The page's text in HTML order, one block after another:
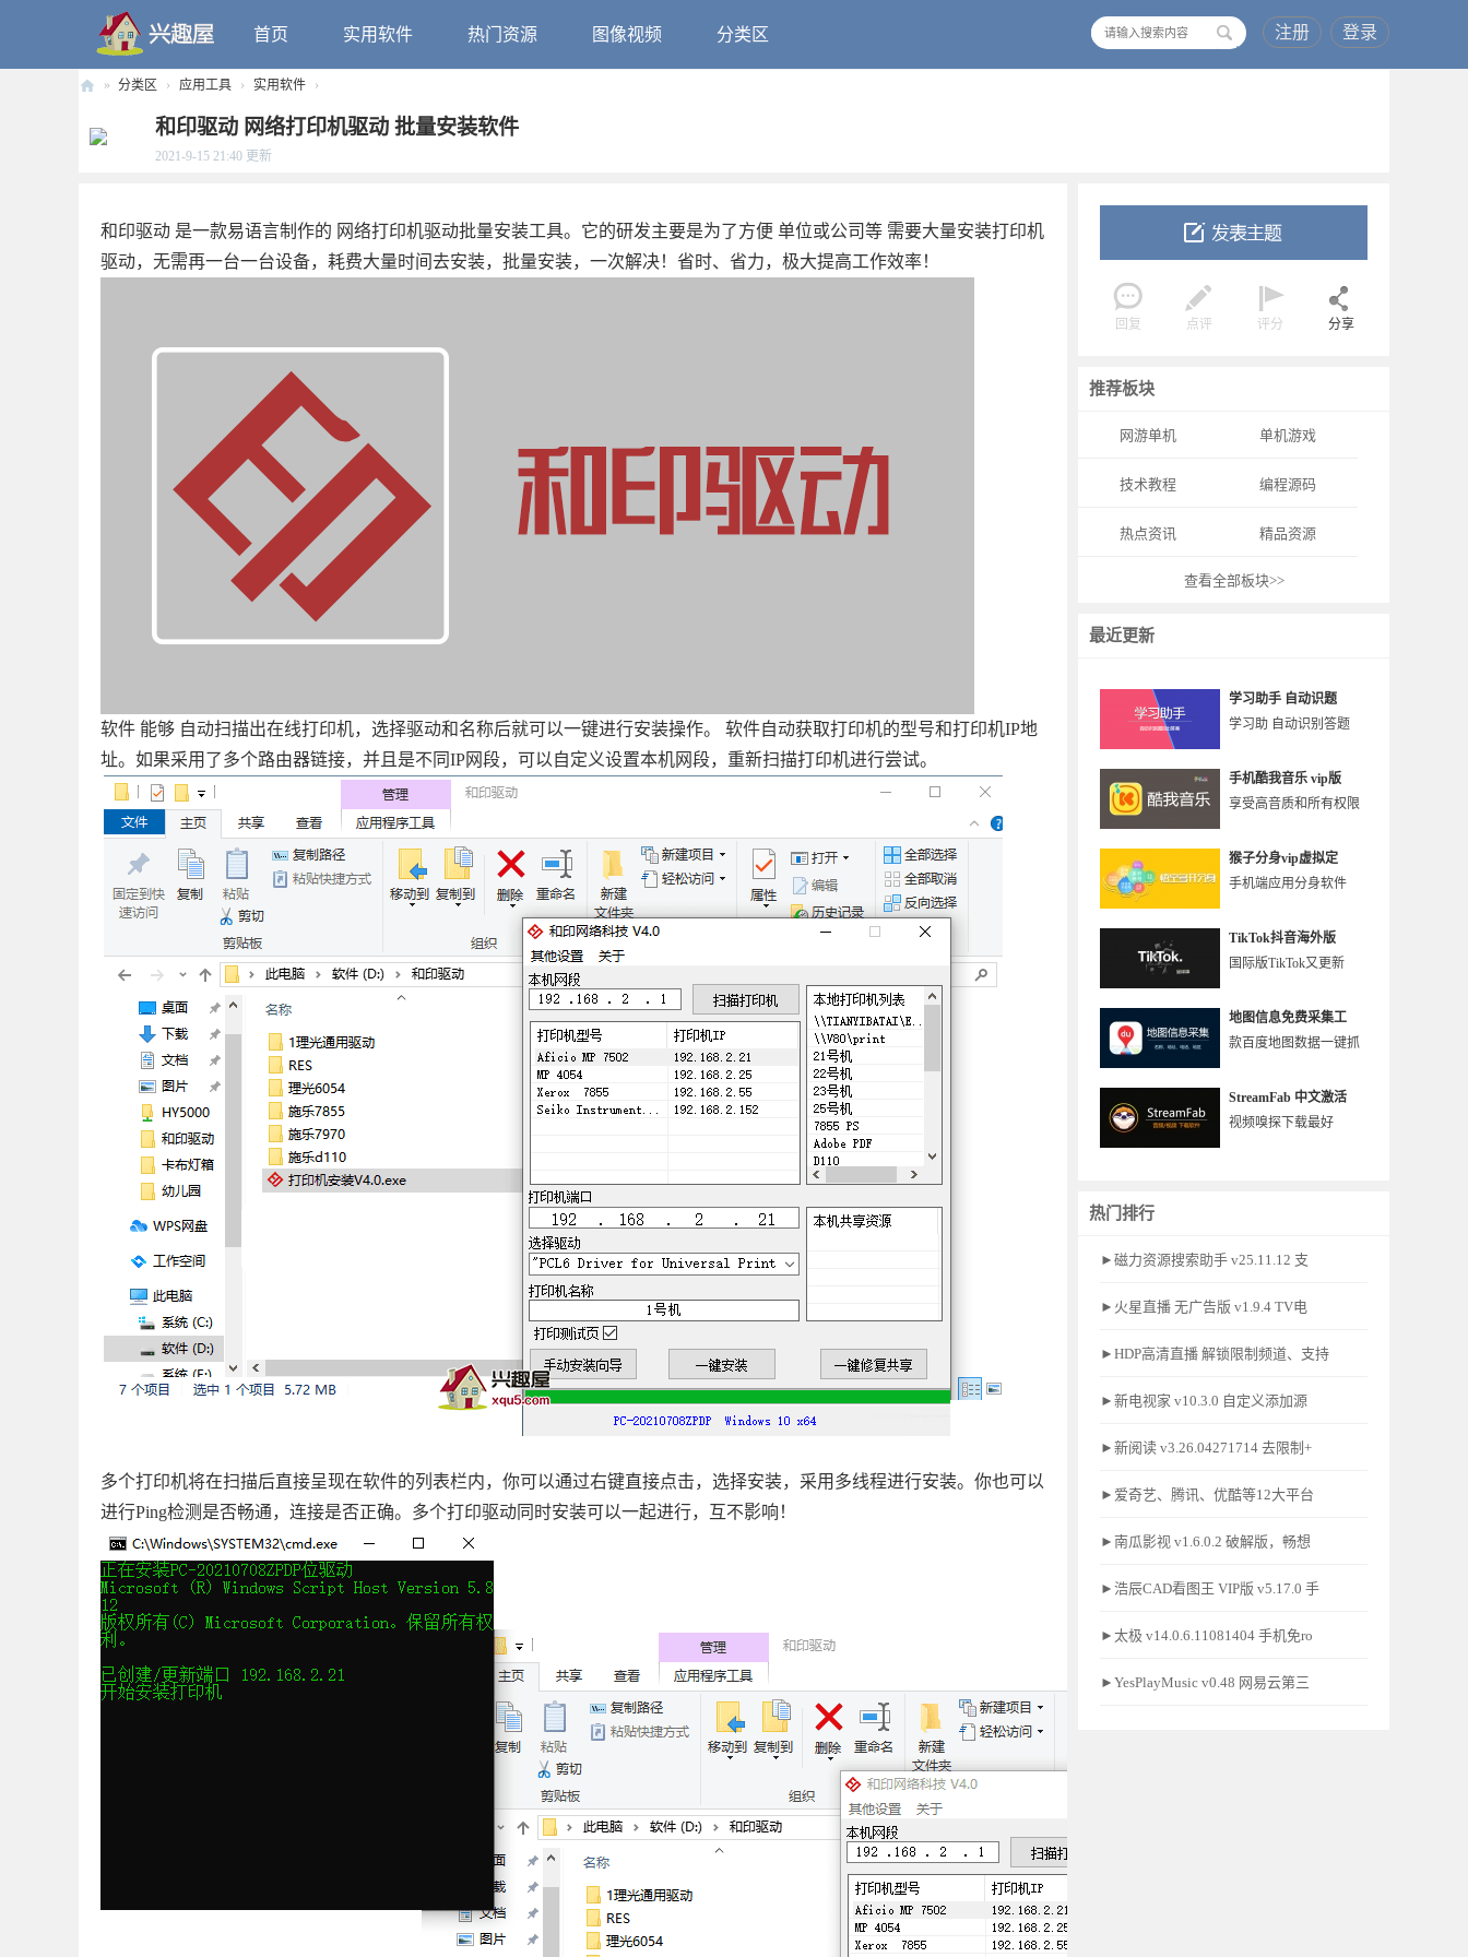
首页 实用软件 热门资源 图像视频 分类区 注册 登录
趣
» 分类区 › 应用工具 › 实用软件 ›
和印驱动 网络打印机驱动 批量安装软件
2021-9-15 21:40 更新
回复 点评 评分 分享
推荐板块
网游单机 单机游戏
技术教程 编程源码
热点资讯 精品资源
查看全部板块>>
最近更新
学习助手 自动识题
学习助 自动识别答题
手机酷我音乐 vip版
享受高音质和所有权限
猴子分身vip虚拟定
手机端应用分身软件
TikTok抖音海外版
国际版TikTok又更新
地图信息免费采集工
款百度地图数据一键抓
StreamFab 中文激活
视频嗅探下载最好
热门排行
►磁力资源搜索助手 v25.11.12 支
►火星直播 无广告版 v1.9.4 TV电
►HDP高清直播 解锁限制频道、支持
►新电视家 v10.3.0 自定义添加源
►新阅读 v3.26.04271714 去限制+
►爱奇艺、腾讯、优酷等12大平台
►南瓜影视 v1.6.0.2 破解版，畅想
►浩辰CAD看图王 VIP版 v5.17.0 手
►太极 v14.0.6.11081404 手机免ro
►YesPlayMusic v0.48 网易云第三
和印驱动 是一款易语言制作的 网络打印机驱动批量安装工具。它的研发主要是为了方便 单位或公司等 需要大量安装打印机
驱动，无需再一台一台设备，耗费大量时间去安装，批量安装，一次解决！省时、省力，极大提高工作效率！
软件 能够 自动扫描出在线打印机，选择驱动和名称后就可以一键进行安装操作。 软件自动获取打印机的型号和打印机IP地
址。如果采用了多个路由器链接，并且是不同IP网段，可以自定义设置本机网段，重新扫描打印机进行尝试。
多个打印机将在扫描后直接呈现在软件的列表栏内，你可以通过右键直接点击，选择安装，采用多线程进行安装。你也可以
进行Ping检测是否畅通，连接是否正确。多个打印驱动同时安装可以一起进行，互不影响！